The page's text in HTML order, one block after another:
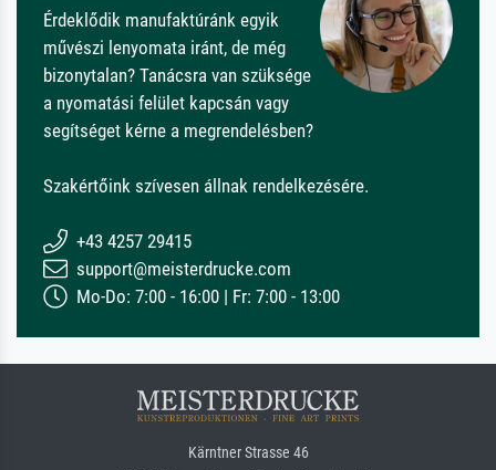
Érdeklődik manufaktúránk egyik
művészi lenyomata iránt, de még
bizonytalan? Tanácsra van szüksége
a nyomatási felület kapcsán vagy
segítséget kérne a megrendelésben?
Szakértőink szívesen állnak rendelkezésére.
+43 4257 29415
support@meisterdrucke.com
Mo-Do: 7:00 - 16:00 | Fr: 7:00 - 13:00
Kärntner Strasse 46